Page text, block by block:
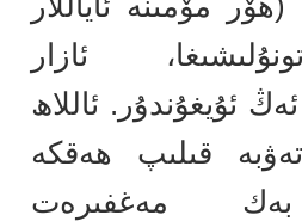
ئازار
ئۇيغۇندۇر. ئاللاھ
قىلىپ ھەقكە
بەك مەغفىرەت